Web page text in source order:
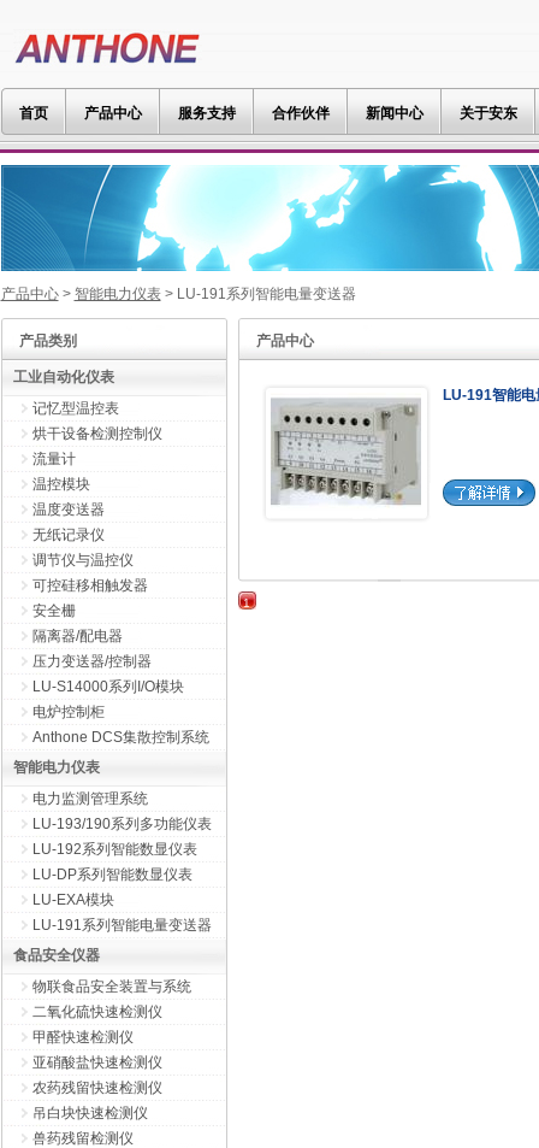
首页 产品中心 服务支持 合作伙伴 新闻中心 关于安东
产品中心> 智能电力仪表> LU-191系列智能电量变送器
产品类别
工业自动化仪表
记忆型温控表
烘干设备检测控制仪
流量计
温控模块
温度变送器
无纸记录仪
调节仪与温控仪
可控硅移相触发器
安全栅
隔离器/配电器
压力变送器/控制器
LU-S14000系列I/O模块
电炉控制柜
Anthone DCS集散控制系统
智能电力仪表
电力监测管理系统
LU-193/190系列多功能仪表
LU-192系列智能数显仪表
LU-DP系列智能数显仪表
LU-EXA模块
LU-191系列智能电量变送器
食品安全仪器
物联食品安全装置与系统
二氧化硫快速检测仪
甲醛快速检测仪
亚硝酸盐快速检测仪
农药残留快速检测仪
吊白块快速检测仪
兽药残留检测仪
产品中心
LU-191智能电
1